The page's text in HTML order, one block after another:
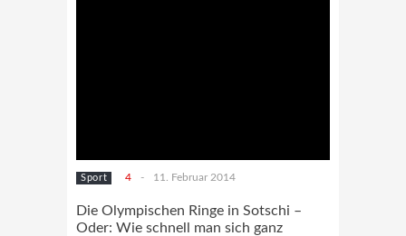
Sport 4 - 11. Februar 2014
Die Olympischen Ringe in Sotschi –
Oder: Wie schnell man sich ganz